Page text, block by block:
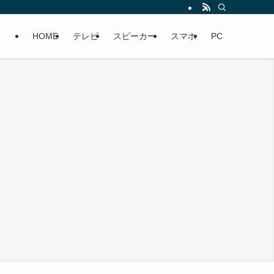
HOME テレビ スピーカー スマホ PC